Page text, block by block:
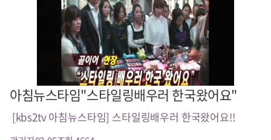
아침뉴스타임"스타일링배우러 한국왔어요"
[kbs2tv 아침뉴스타임] 스타일링배우러 한국왔어요!!